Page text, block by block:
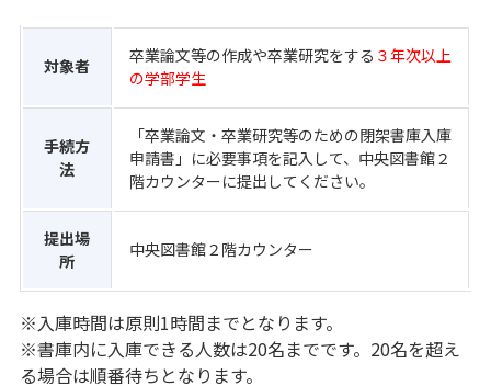
対象者 卒業論文等の作成や卒業研究をする ３年次以上
の学部学生
手続方
法
「卒業論文・卒業研究等のための閉架書庫入庫
申請書」に必要事項を記入して、中央図書館２
階カウンターに提出してください。
提出場
所
中央図書館２階カウンター
※入庫時間は原則1時間までとなります。
※書庫内に入庫できる人数は20名までです。20名を超え
る場合は順番待ちとなります。